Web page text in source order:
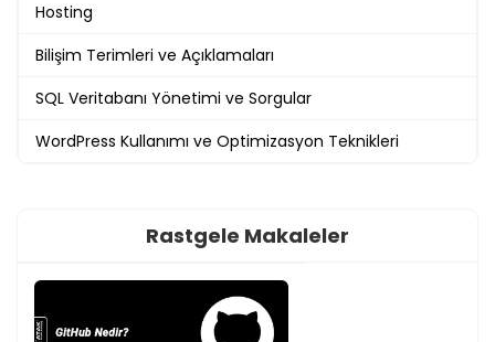
Hosting
Bilişim Terimleri ve Açıklamaları
SQL Veritabanı Yönetimi ve Sorgular
WordPress Kullanımı ve Optimizasyon Teknikleri
Rastgele Makaleler